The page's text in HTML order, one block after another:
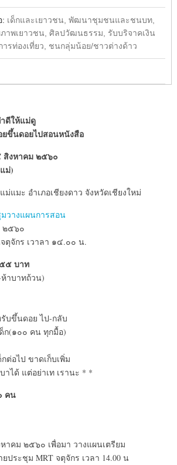
: เด็กและเยาวชน, พัฒนาชุมชนและชนบท,
าพเยาวชน, ศิลปวัฒนธรรม, รับบริจาคเงิน
รท่องเที่ยว, ชนกลุ่มน้อย/ชาวต่างด้าว
ดีให้แม่ดู
ขึ้นดอยไปสอนหนังสือ
สิงหาคม ๒๕๖๐
ม่)
แมะ อำเภอเชียงดาว จังหวัดเชียงใหม่
วางแผนการสอน
๒๕๖๐
จักร เวาลา ๑๔.๐๐ น.
๕ บาท
าบาทถ้วน)
บขึ้นดอย ไป-กลับ
ก(๑๐๐ คน ทุกมื้อ)
ต่อไป ขาดเก็บเพิ่ม
าได้ แต่อย่าเท เรานะ * *
คน
าคม ๒๕๖๐ เพื่อมา วางแผนเตรียม
ประชุม MRT จตุจักร เวลา 14.00 น